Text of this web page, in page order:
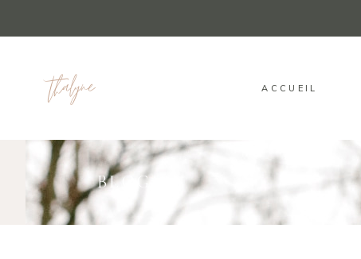
ACCUEIL
BLOG